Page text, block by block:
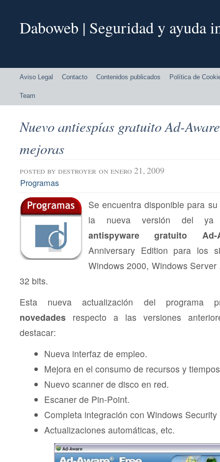
Daboweb | Seguridad y ayuda
Aviso Legal Contacto Contenidos publicados Política de
Team
Nuevo antiespías gratuito Ad-
mejoras
posted by destroyer on enero 21, 2009
Programas
Se encuentra disponible para
la nueva versión del ya
antispyware gratuito Ad-
Anniversary Edition para los
Windows 2000, Windows
32 bits.
Esta nueva actualización del programa
novedades respecto a las versiones
destacar:
Nueva interfaz de empleo.
Mejora en el consumo de recursos y
Nuevo scanner de disco en red.
Escaner de Pin-Point.
Completa integración con Windows Security
Actualizaciones automáticas, etc.